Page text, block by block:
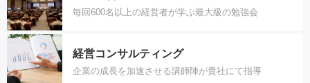
毎回600名以上の経営者が学ぶ最大級の勉強会
経営コンサルティング
企業の成長を加速させる講師陣が貴社にて指導